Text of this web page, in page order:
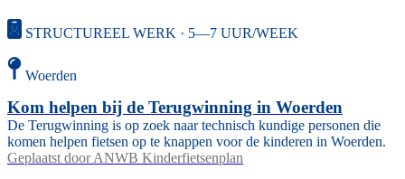
STRUCTUREEL WERK · 5—7 UUR/WEEK
Woerden
Kom helpen bij de Terugwinning in Woerden
De Terugwinning is op zoek naar technisch kundige personen die
komen helpen fietsen op te knappen voor de kinderen in Woerden.
Geplaatst door ANWB Kinderfietsenplan